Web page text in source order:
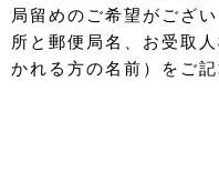
局留めのご希望がござ
所と郵便局名、お受取
かれる方の名前）をご記